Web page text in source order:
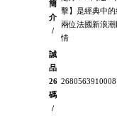
簡
介
/
擊】是經典中的
兩位法國新浪
情
誠
品
26
碼
/
2680563910008